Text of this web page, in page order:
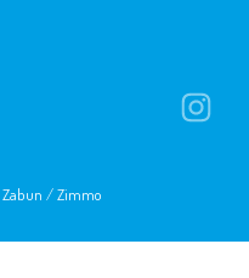
Zabun /Zimmo